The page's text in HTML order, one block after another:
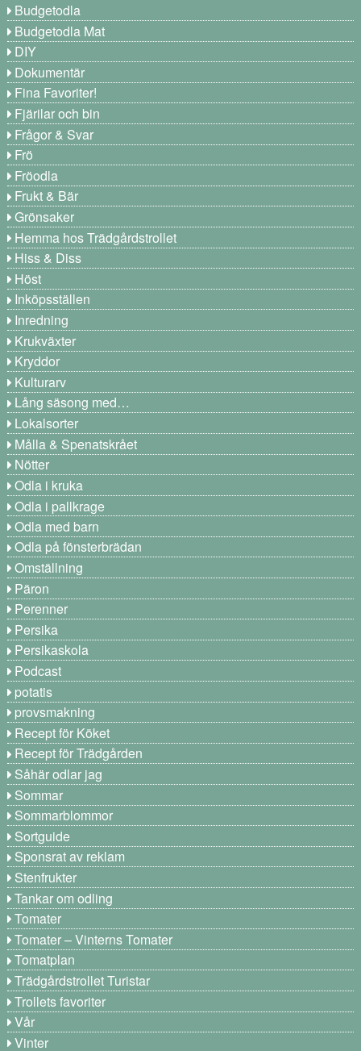
Budgetodla
Budgetodla Mat
DIY
Dokumentär
Fina Favoriter!
Fjärilar och bin
Frågor & Svar
Frö
Fröodla
Frukt & Bär
Grönsaker
Hemma hos Trädgårdstrollet
Hiss & Diss
Höst
Inköpsställen
Inredning
Krukväxter
Kryddor
Kulturarv
Lång säsong med…
Lokalsorter
Målla & Spenatskrået
Nötter
Odla i kruka
Odla i pallkrage
Odla med barn
Odla på fönsterbrädan
Omställning
Päron
Perenner
Persika
Persikaskola
Podcast
potatis
provsmakning
Recept för Köket
Recept för Trädgården
Såhär odlar jag
Sommar
Sommarblommor
Sortguide
Sponsrat av reklam
Stenfrukter
Tankar om odling
Tomater
Tomater – Vinterns Tomater
Tomatplan
Trädgårdstrollet Turistar
Trollets favoriter
Vår
Vinter